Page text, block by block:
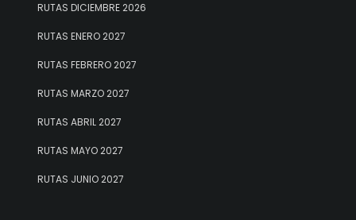
RUTAS DICIEMBRE 2026
RUTAS ENERO 2027
RUTAS FEBRERO 2027
RUTAS MARZO 2027
RUTAS ABRIL 2027
RUTAS MAYO 2027
RUTAS JUNIO 2027